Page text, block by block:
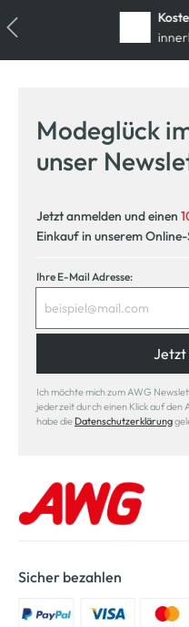
Modeglück
unser
Jetzt anmelden und einen
Einkauf in unserem
Ihre E-Mail Adresse:
Jetzt
Ich möchte mich zum AWG
jederzeit durch einen Klick auf
habe die Datenschutzerklärung
Sicher bezahlen